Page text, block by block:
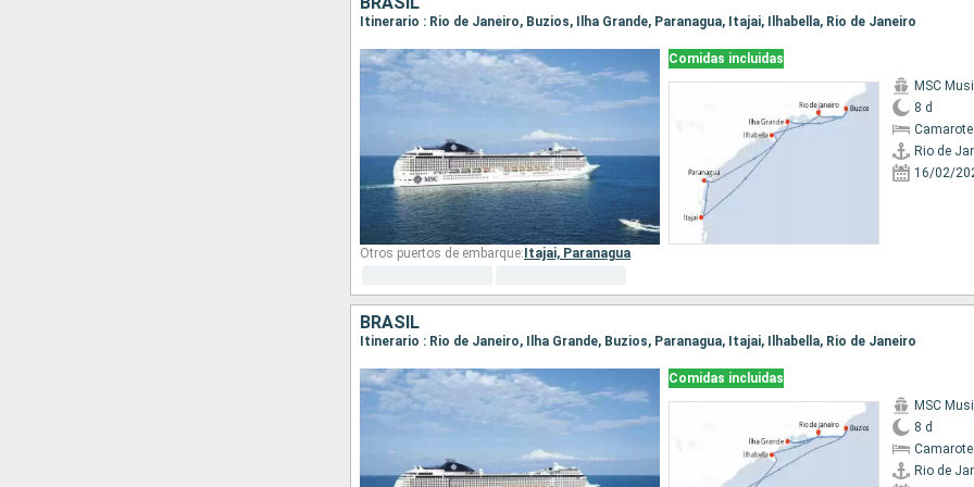
Itinerario : Rio de Janeiro, Buzios, Ilha Grande, Paranagua, Itajai, Ilhabella, Rio de Janeiro
Comidas incluidas
MSC
8 d
Rio de
16/02/
Otros puertos de embarque: Itajai, Paranagua
BRASIL
Itinerario : Rio de Janeiro, Ilha Grande, Buzios, Paranagua, Itajai, Ilhabella, Rio de Janeiro
Comidas incluidas
MSC
8 d
Rio de